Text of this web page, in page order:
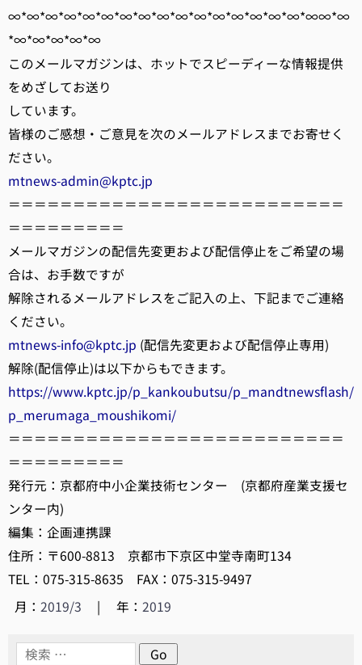
∞*∞*∞*∞*∞*∞*∞*∞*∞*∞*∞*∞*∞*∞*∞*∞*∞∞*∞
*∞*∞*∞*∞*∞
このメールマガジンは、ホットでスピーディーな情報提供
をめざしてお送り
しています。
皆様のご感想・ご意見を次のメールアドレスまでお寄せく
ださい。
mtnews-admin@kptc.jp
＝＝＝＝＝＝＝＝＝＝＝＝＝＝＝＝＝＝＝＝＝＝＝＝＝＝
＝＝＝＝＝＝＝＝＝
メールマガジンの配信先変更および配信停止をご希望の場
合は、お手数ですが
解除されるメールアドレスをご記入の上、下記までご連絡
ください。
mtnews-info@kptc.jp (配信先変更および配信停止専用)
解除(配信停止)は以下からもできます。
https://www.kptc.jp/p_kankoubutsu/p_mandtnewsflash/
p_merumaga_moushikomi/
＝＝＝＝＝＝＝＝＝＝＝＝＝＝＝＝＝＝＝＝＝＝＝＝＝＝
＝＝＝＝＝＝＝＝＝
発行元：京都府中小企業技術センター (京都府産業支援セ
ンター内)
編集：企画連携課
住所：〒600-8813 京都市下京区中堂寺南町134
TEL：075-315-8635 FAX：075-315-9497
月： 2019/3 | 年：2019